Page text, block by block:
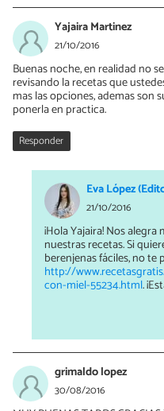
Yajaira Martinez
21/10/2016
Buenas noche, en realidad no
revisando la recetas que
mas las opciones, ademas son
ponerla en practica.
Responder
Eva López
21/10/2016
¡Hola Yajaira! Nos
nuestras recetas. Si
berenjenas fáciles, no te
http://
con-miel-55234.html.
grimaldo lopez
30/08/2016